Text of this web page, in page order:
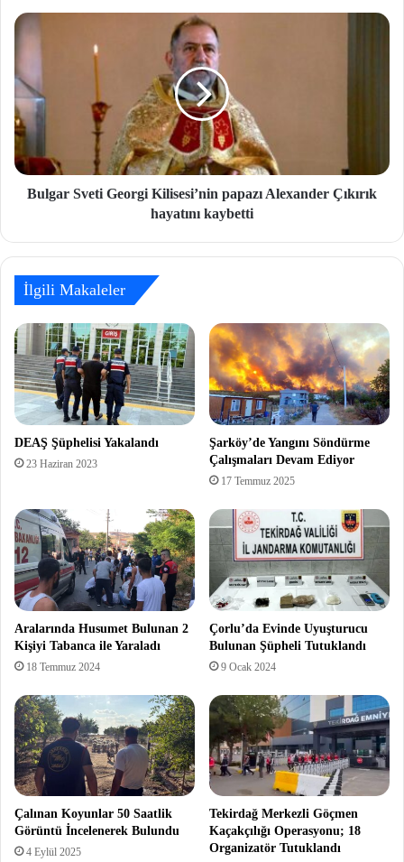
Bulgar Sveti Georgi Kilisesi’nin papazı Alexander Çıkırık
hayatını kaybetti
İlgili Makaleler
DEAŞ Şüphelisi Yakalandı
23 Haziran 2023
Şarköy’de Yangını Söndürme
Çalışmaları Devam Ediyor
17 Temmuz 2025
Aralarında Husumet Bulunan 2
Kişiyi Tabanca ile Yaraladı
18 Temmuz 2024
Çorlu’da Evinde Uyuşturucu
Bulunan Şüpheli Tutuklandı
9 Ocak 2024
Çalınan Koyunlar 50 Saatlik
Görüntü İncelenerek Bulundu
4 Eylül 2025
Tekirdağ Merkezli Göçmen
Kaçakçılığı Operasyonu; 18
Organizatör Tutuklandı